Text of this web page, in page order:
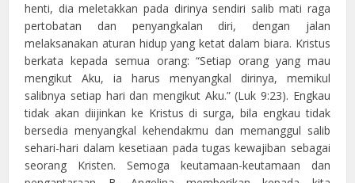
henti, dia meletakkan pada dirinya sendiri salib mati raga
pertobatan dan penyangkalan diri, dengan jalan
melaksanakan aturan hidup yang ketat dalam biara. Kristus
berkata kepada semua orang: “Setiap orang yang mau
mengikut Aku, ia harus menyangkal dirinya, memikul
salibnya setiap hari dan mengikut Aku.” (Luk 9:23). Engkau
tidak akan diijinkan ke Kristus di surga, bila engkau tidak
bersedia menyangkal kehendakmu dan memanggul salib
sehari-hari dalam kesetiaan pada tugas kewajiban sebagai
seorang Kristen. Semoga keutamaan-keutamaan dan